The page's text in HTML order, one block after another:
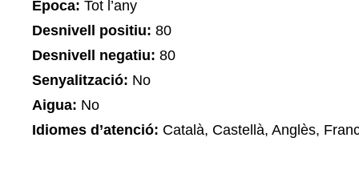
Època: Tot l’any
Desnivell positiu: 80
Desnivell negatiu: 80
Senyalització: No
Aigua: No
Idiomes d’atenció: Català, Castellà, Anglès,